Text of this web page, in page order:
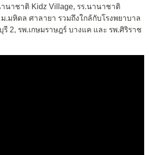
นาชาติ Kidz Village, รร.นานาชาติ
.มหิดล ศาลายา รวมถึงใกล้กับโรงพยาบาล
2, รพ.เกษมราษฎร์ บางแค และ รพ.ศิริราช